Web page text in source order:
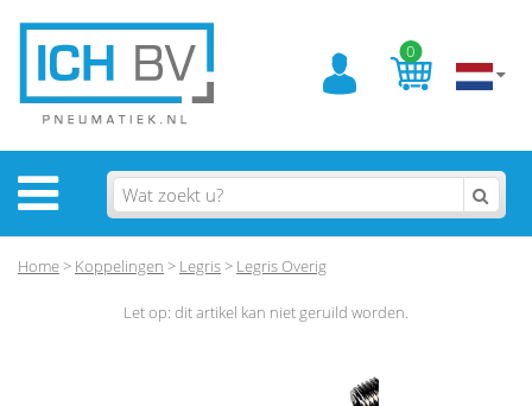
0
Home> Koppelingen > Legris> Legris Overig
Let op: dit artikel kan niet geruild worden.